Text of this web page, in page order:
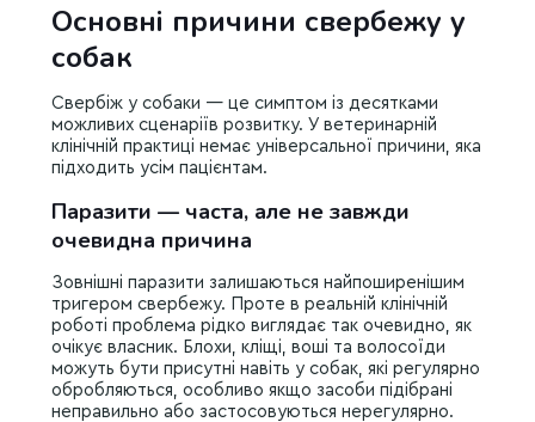
Основні причини свербежу у
собак
Свербіж у собаки — це симптом із десятками
можливих сценаріїв розвитку. У ветеринарній
клінічній практиці немає універсальної причини, яка
підходить усім пацієнтам.
Паразити — часта, але не завжди
очевидна причина
Зовнішні паразити залишаються найпоширенішим
тригером свербежу. Проте в реальній клінічній
роботі проблема рідко виглядає так очевидно, як
очікує власник. Блохи, кліщі, воші та волосоїди
можуть бути присутні навіть у собак, які регулярно
обробляються, особливо якщо засоби підібрані
неправильно або застосовуються нерегулярно.